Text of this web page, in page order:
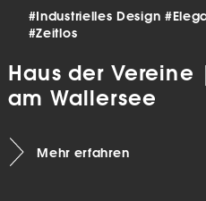
#Industrielles Design
#Zeitlos
Haus der
am Wallersee
Mehr erfahren